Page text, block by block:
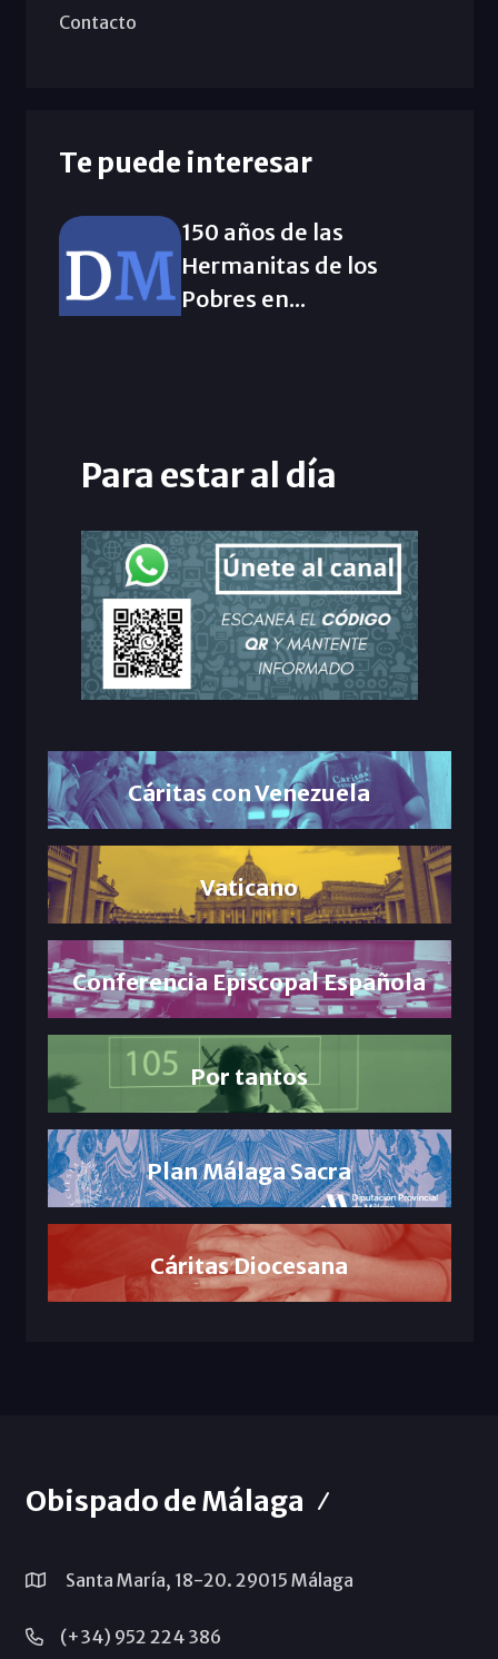
Contacto
Te puede interesar
150 años de las
Hermanitas de los
Pobres en...
Para estar al día
Cáritas con Venezuela
Vaticano
Conferencia Episcopal Española
Por tantos
Plan Málaga Sacra
Cáritas Diocesana
Obispado de Málaga
Santa María, 18-20. 29015 Málaga
(+34) 952 224 386